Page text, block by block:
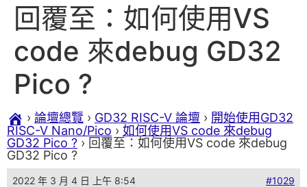
回覆至：如何使用VS
code 來debug GD32
Pico ?
› 論壇總覽 › GD32 RISC-V 論壇 › 開始使用GD32
RISC-V Nano/Pico › 如何使用VS code 來debug
GD32 Pico ? › 回覆至：如何使用VS code 來debug
GD32 Pico ?
2022 年 3 月 4 日 上午 8:54 #1029